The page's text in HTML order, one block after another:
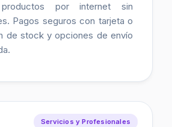
por internet sin
Pagos seguros con tarjeta o
de stock y opciones de envío
Servicios y Profesionales